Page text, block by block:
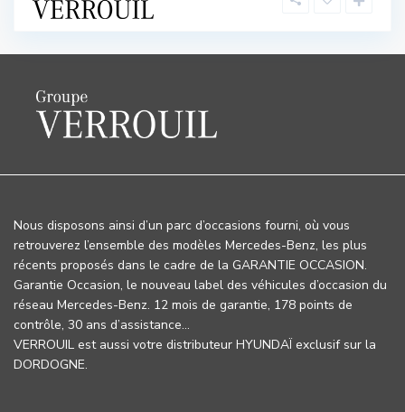
Nous disposons ainsi d’un parc d’occasions fourni, où vous
retrouverez l’ensemble des modèles Mercedes-Benz, les plus
récents proposés dans le cadre de la GARANTIE OCCASION.
Garantie Occasion, le nouveau label des véhicules d’occasion du
réseau Mercedes-Benz. 12 mois de garantie, 178 points de
contrôle, 30 ans d’assistance…
VERROUIL est aussi votre distributeur HYUNDAÏ exclusif sur la
DORDOGNE.